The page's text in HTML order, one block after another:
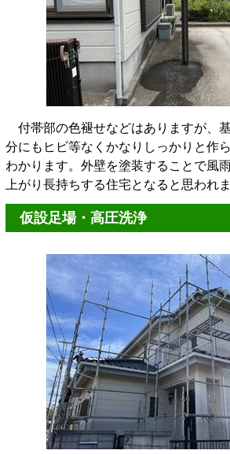
付帯部の色褪せなどはありますが、
分にもヒビ等なくかなりしっかりと作
わかります。外壁を塗装することで風
上がり長持ちする住宅となると思われま
仮設足場・高圧洗浄